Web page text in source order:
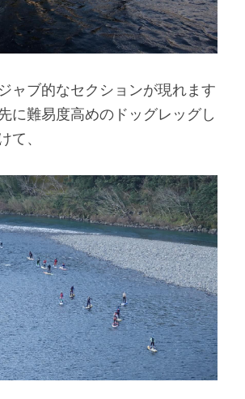
ャブ的なセクションが現れます
に難易度高めのドッグレッグし
て、